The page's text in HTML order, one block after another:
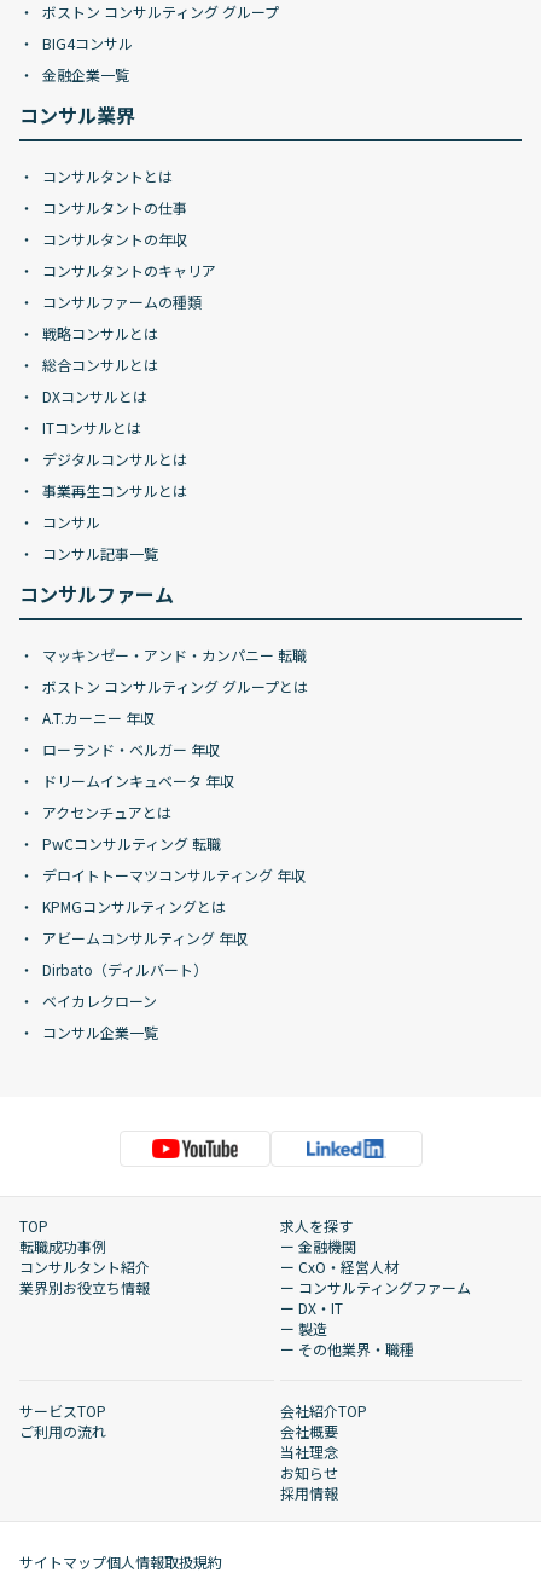
ボストン コンサルティング グループ
BIG4コンサル
金融企業一覧
コンサル業界
コンサルタントとは
コンサルタントの仕事
コンサルタントの年収
コンサルタントのキャリア
コンサルファームの種類
戦略コンサルとは
総合コンサルとは
DXコンサルとは
ITコンサルとは
デジタルコンサルとは
事業再生コンサルとは
コンサル
コンサル記事一覧
コンサルファーム
マッキンゼー・アンド・カンパニー 転職
ボストン コンサルティング グループとは
A.T.カーニー 年収
ローランド・ベルガー 年収
ドリームインキュベータ 年収
アクセンチュアとは
PwCコンサルティング 転職
デロイトトーマツコンサルティング 年収
KPMGコンサルティングとは
アビームコンサルティング 年収
Dirbato（ディルバート）
ベイカレクローン
コンサル企業一覧
TOP
転職成功事例
コンサルタント紹介
業界別お役立ち情報
求人を探す
ー 金融機関
ー CxO・経営人材
ー コンサルティングファーム
ー DX・IT
ー 製造
ー その他業界・職種
サービスTOP
ご利用の流れ
会社紹介TOP
会社概要
当社理念
お知らせ
採用情報
サイトマップ個人情報取扱規約